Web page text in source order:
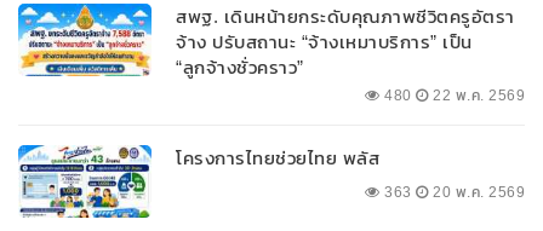
สพฐ. เดินหน้ายกระดับคุณภาพชีวิตครูอัตรา
จ้าง ปรับสถานะ “จ้างเหมาบริการ” เป็น
“ลูกจ้างชั่วคราว”
480 22 พ.ค. 2569
โครงการไทยช่วยไทย พลัส
363 20 พ.ค. 2569